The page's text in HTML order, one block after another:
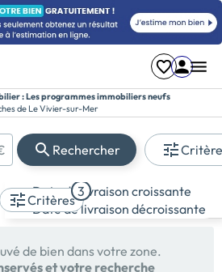
: Les programmes immobiliers neufs
de Le Vivier-sur-Mer
maximumRechercher
Critères
3
Date de livraison croissante
Date de livraison décroissante
de bien dans votre zone.
et votre recherche